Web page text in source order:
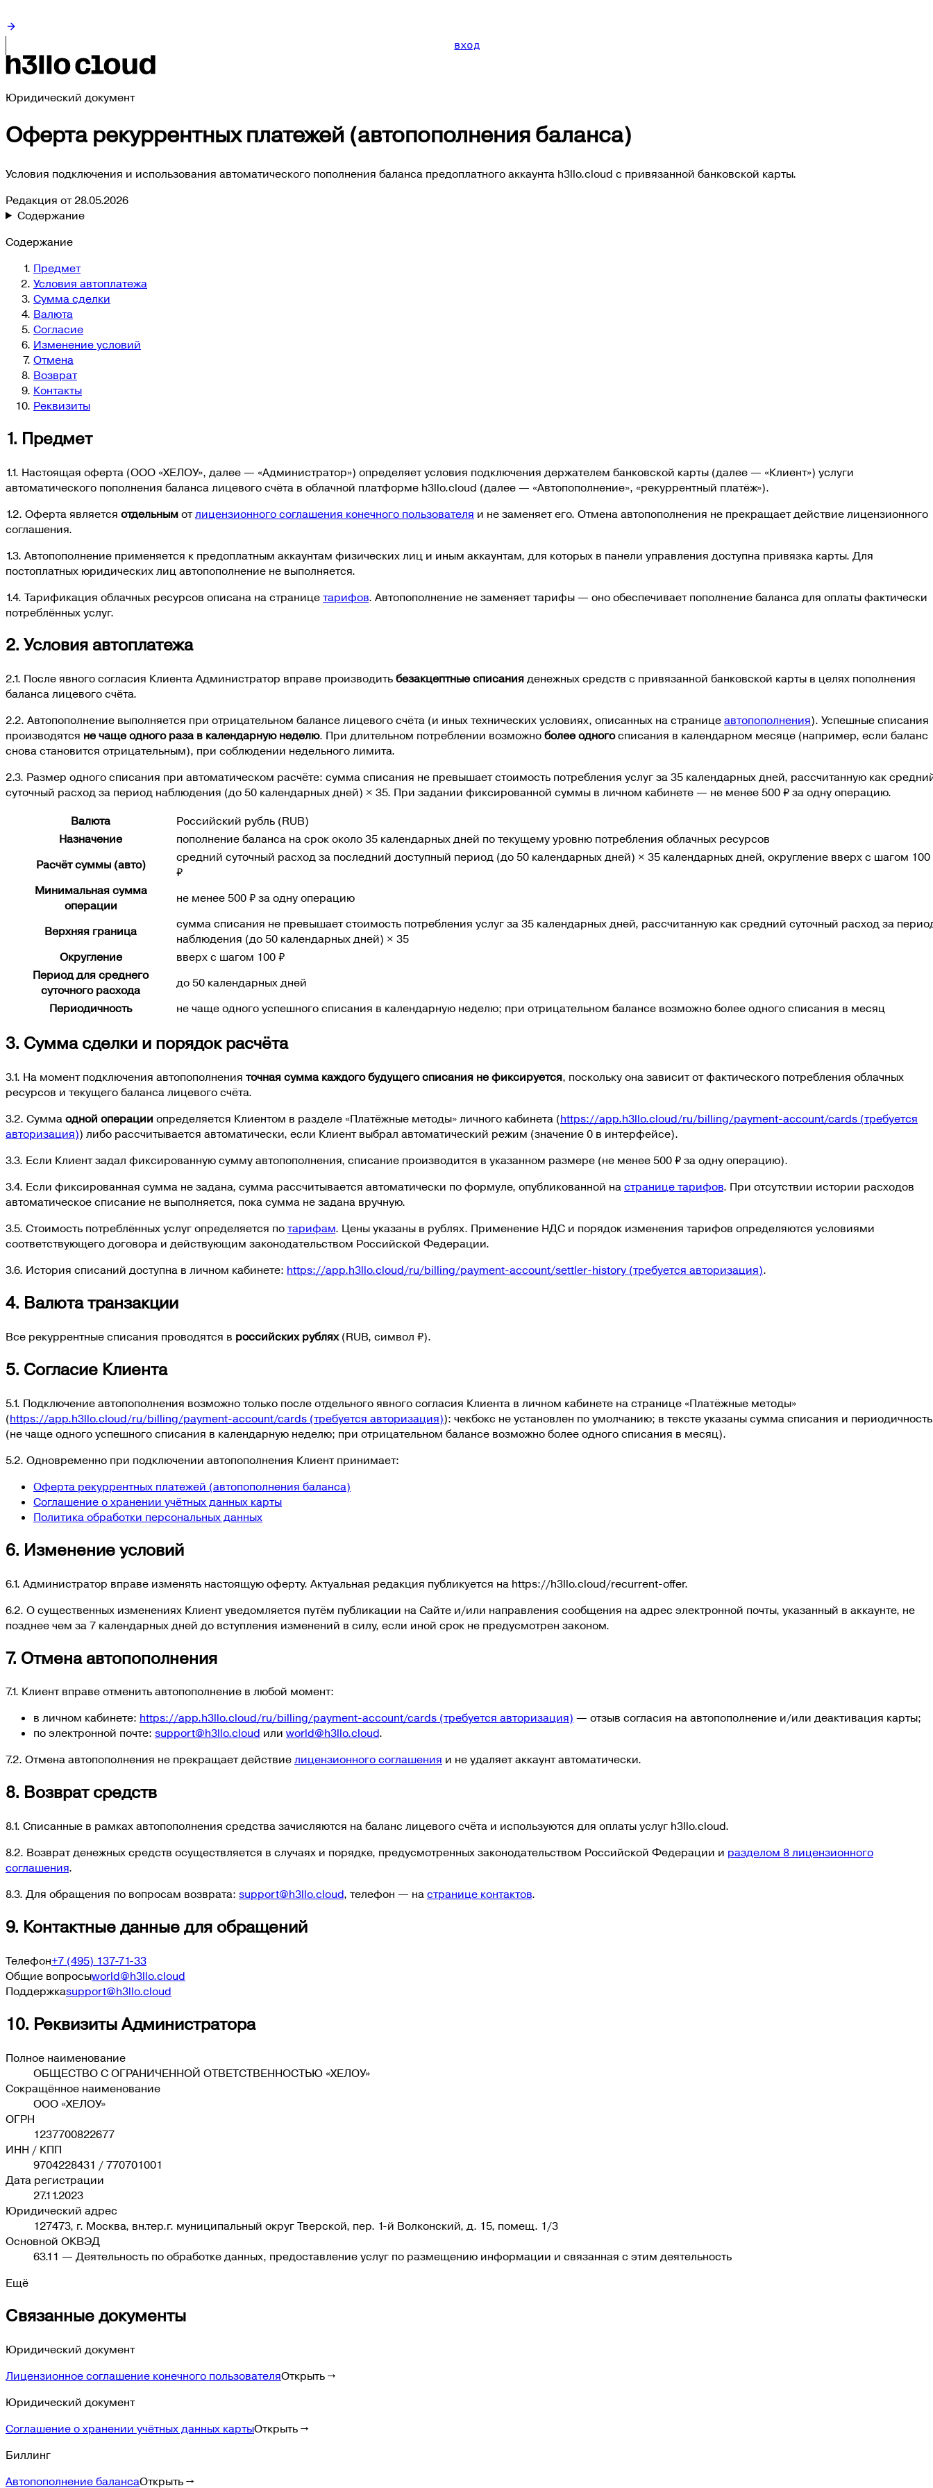
вход
Юридический документ
Оферта рекуррентных платежей (автопополнения баланса)
Условия подключения и использования автоматического пополнения баланса предоплатного аккаунта h3llo.cloud с привязанной банковской карты.
Редакция от28.05.2026
Содержание
Содержание
Предмет
Условия автоплатежа
Сумма сделки
Валюта
Согласие
Изменение условий
Отмена
Возврат
Контакты
Реквизиты
1. Предмет
1.1. Настоящая оферта (ООО «ХЕЛОУ», далее — «Администратор») определяет условия подключения держателем банковской карты (далее — «Клиент») услуги
автоматического пополнения баланса лицевого счёта в облачной платформе h3llo.cloud (далее — «Автопополнение», «рекуррентный платёж»).
1.2. Оферта является отдельнымотлицензионного соглашения конечного пользователя и не заменяет его. Отмена автопополнения не прекращает действие лицензионного
соглашения.
1.3. Автопополнение применяется к предоплатным аккаунтам физических лиц и иным аккаунтам, для которых в панели управления доступна привязка карты. Для
постоплатных юридических лиц автопополнение не выполняется.
1.4. Тарификация облачных ресурсов описана на страницетарифов. Автопополнение не заменяет тарифы — оно обеспечивает пополнение баланса для оплаты фактически
потреблённых услуг.
2. Условия автоплатежа
2.1. После явного согласия Клиента Администратор вправе производитьбезакцептные списанияденежных средств с привязанной банковской карты в целях пополнения
баланса лицевого счёта.
2.2. Автопополнение выполняется при отрицательном балансе лицевого счёта (и иных технических условиях, описанных на страницеавтопополнения). Успешные списания
производятся не чаще одного раза в календарную неделю. При длительном потреблении возможноболее одногосписания в календарном месяце (например, если баланс
снова становится отрицательным), при соблюдении недельного лимита.
2.3. Размер одного списания при автоматическом расчёте: сумма списания не превышает стоимость потребления услуг за 35 календарных дней, рассчитанную как
суточный расход за период наблюдения (до 50 календарных дней) × 35. При задании фиксированной суммы в личном кабинете — не менее 500 ₽ за одну операцию.
Валюта
Российский рубль (RUB)
Назначение
пополнение баланса на срок около 35 календарных дней по текущему уровню потребления облачных ресурсов
Расчёт суммы (авто)
средний суточный расход за последний доступный период (до 50 календарных дней) × 35 календарных дней, округление вверх с шагом 100
₽
Минимальная сумма
операции
не менее 500 ₽ за одну операцию
Верхняя граница
сумма списания не превышает стоимость потребления услуг за 35 календарных дней, рассчитанную как средний суточный расход за
наблюдения (до 50 календарных дней) × 35
Округление
вверх с шагом 100 ₽
Период для среднего
суточного расхода
до 50 календарных дней
Периодичность
не чаще одного успешного списания в календарную неделю; при отрицательном балансе возможно более одного списания в месяц
3. Сумма сделки и порядок расчёта
3.1. На момент подключения автопополнения точная сумма каждого будущего списания не фиксируется, поскольку она зависит от фактического потребления облачных
ресурсов и текущего баланса лицевого счёта.
3.2. Суммаодной операции определяется Клиентом в разделе «Платёжные методы» личного кабинета (https://app.h3llo.cloud/ru/billing/payment-account/cards (требуется
авторизация)) либо рассчитывается автоматически, если Клиент выбрал автоматический режим (значение 0 в интерфейсе).
3.3. Если Клиент задал фиксированную сумму автопополнения, списание производится в указанном размере (не менее 500 ₽ за одну операцию).
3.4. Если фиксированная сумма не задана, сумма рассчитывается автоматически по формуле, опубликованной настранице тарифов. При отсутствии истории расходов
автоматическое списание не выполняется, пока сумма не задана вручную.
3.5. Стоимость потреблённых услуг определяется потарифам. Цены указаны в рублях. Применение НДС и порядок изменения тарифов определяются условиями
соответствующего договора и действующим законодательством Российской Федерации.
3.6. История списаний доступна в личном кабинете: https://app.h3llo.cloud/ru/billing/payment-account/settler-history (требуется авторизация).
4. Валюта транзакции
Все рекуррентные списания проводятся в российских рублях(RUB, символ ₽).
5. Согласие Клиента
5.1. Подключение автопополнения возможно только после отдельного явного согласия Клиента в личном кабинете на странице «Платёжные методы»
(https://app.h3llo.cloud/ru/billing/payment-account/cards (требуется авторизация)): чекбокс не установлен по умолчанию; в тексте указаны сумма списания и периодичность
(не чаще одного успешного списания в календарную неделю; при отрицательном балансе возможно более одного списания в месяц).
5.2. Одновременно при подключении автопополнения Клиент принимает:
Оферта рекуррентных платежей (автопополнения баланса)
Соглашение о хранении учётных данных карты
Политика обработки персональных данных
6. Изменение условий
6.1. Администратор вправе изменять настоящую оферту. Актуальная редакция публикуется на https://h3llo.cloud/recurrent-offer.
6.2. О существенных изменениях Клиент уведомляется путём публикации на Сайте и/или направления сообщения на адрес электронной почты, указанный в аккаунте, не
позднее чем за 7 календарных дней до вступления изменений в силу, если иной срок не предусмотрен законом.
7. Отмена автопополнения
7.1. Клиент вправе отменить автопополнение в любой момент:
в личном кабинете: https://app.h3llo.cloud/ru/billing/payment-account/cards(требуется авторизация)— отзыв согласия на автопополнение и/или деактивация карты;
по электронной почте: support@h3llo.cloud или world@h3llo.cloud.
7.2. Отмена автопополнения не прекращает действиелицензионного соглашения и не удаляет аккаунт автоматически.
8. Возврат средств
8.1. Списанные в рамках автопополнения средства зачисляются на баланс лицевого счёта и используются для оплаты услуг h3llo.cloud.
8.2. Возврат денежных средств осуществляется в случаях и порядке, предусмотренных законодательством Российской Федерации и разделом 8 лицензионного
соглашения.
8.3. Для обращения по вопросам возврата: support@h3llo.cloud, телефон — настранице контактов.
9. Контактные данные для обращений
Телефон+7 (495) 137-71-33
Общие вопросыworld@h3llo.cloud
Поддержкаsupport@h3llo.cloud
10. Реквизиты Администратора
Полное наименование
ОБЩЕСТВО С ОГРАНИЧЕННОЙ ОТВЕТСТВЕННОСТЬЮ «ХЕЛОУ»
Сокращённое наименование
ООО «ХЕЛОУ»
ОГРН
1237700822677
ИНН / КПП
9704228431 /770701001
Дата регистрации
27.11.2023
Юридический адрес
127473, г. Москва, вн.тер.г. муниципальный округ Тверской, пер. 1-й Волконский, д. 15, помещ. 1/3
Основной ОКВЭД
63.11 — Деятельность по обработке данных, предоставление услуг по размещению информации и связанная с этим деятельность
Ещё
Связанные документы
Юридический документ
Лицензионное соглашение конечного пользователяОткрыть →
Юридический документ
Соглашение о хранении учётных данных картыОткрыть →
Биллинг
Автопополнение балансаОткрыть →